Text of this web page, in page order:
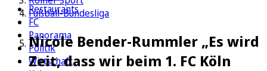
Restaurants
FC
Panorama
Politik
Wirtschaft
Fußball-Bundesliga
Nicole Bender-Rummler „Es wird
Zeit, dass wir beim 1. FC Köln